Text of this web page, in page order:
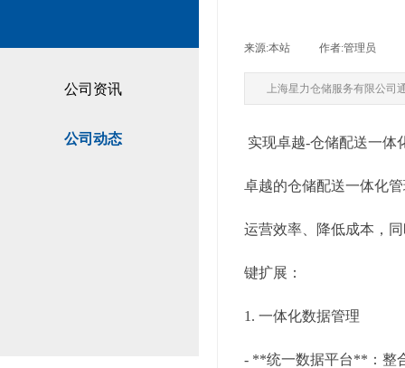
公司资讯
公司动态
来源:本站 作者:管理员
上海星力仓储服务有限公
实现卓越-仓储配送一体
卓越的仓储配送一体化
运营效率、降低成本，
键扩展：
1. 一体化数据管理
- **统一数据平台**：整